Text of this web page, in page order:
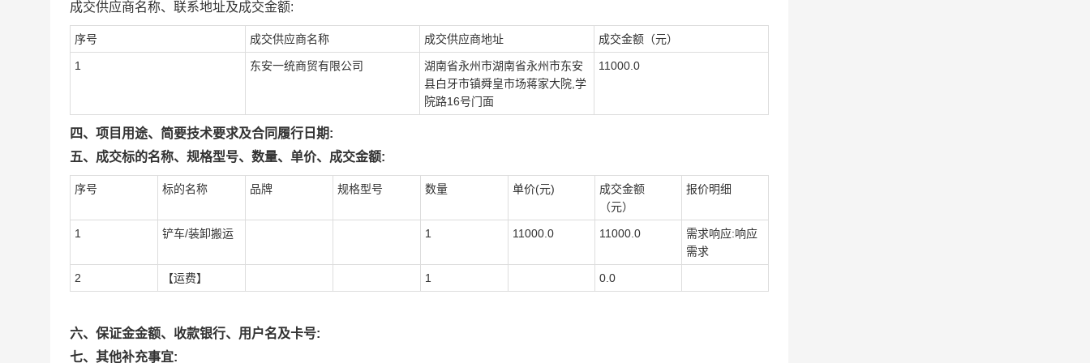
成交供应商名称、联系地址及成交金额:
序号 成交供应商名称 成交供应商地址 成交金额（元）
1 东安一统商贸有限公司
湖南省永州市湖南省永州市东安
县白牙市镇舜皇市场蒋家大院,学
院路16号门面
11000.0
四、项目用途、简要技术要求及合同履行日期:
五、成交标的名称、规格型号、数量、单价、成交金额:
序号 标的名称 品牌 规格型号 数量 单价(元)
成交金额
（元）
报价明细
1 铲车/装卸搬运 1 11000.0 11000.0
需求响应:响应
需求
2 【运费】 1 0.0
六、保证金金额、收款银行、用户名及卡号:
七、其他补充事宜: